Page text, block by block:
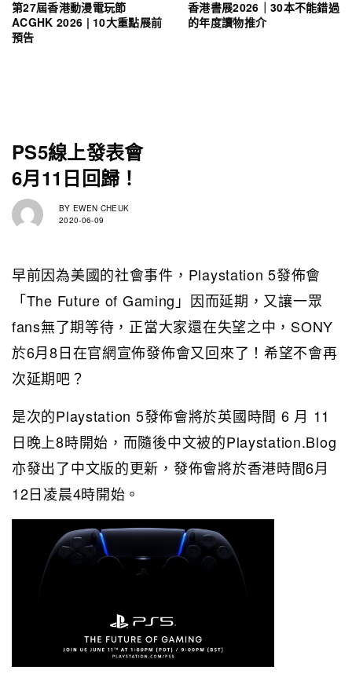
第27屆香港動漫電玩節
ACGHK 2026 | 10大重點展前
預告
香港書展2026｜30本不能錯過
的年度讀物推介
PS5線上發表會
6月11日回歸！
BY EWEN CHEUK
2020-06-09
早前因為美國的社會事件，Playstation 5發佈會
「The Future of Gaming」因而延期，又讓一眾
fans無了期等待，正當大家還在失望之中，SONY
於6月8日在官網宣佈發佈會又回來了！希望不會再
次延期吧？
是次的Playstation 5發佈會將於英國時間 6 月 11
日晚上8時開始，而隨後中文被的Playstation.Blog
亦發出了中文版的更新，發佈會將於香港時間6月
12日凌晨4時開始。